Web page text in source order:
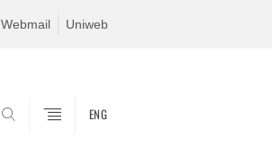
Webmail Uniweb
ENG